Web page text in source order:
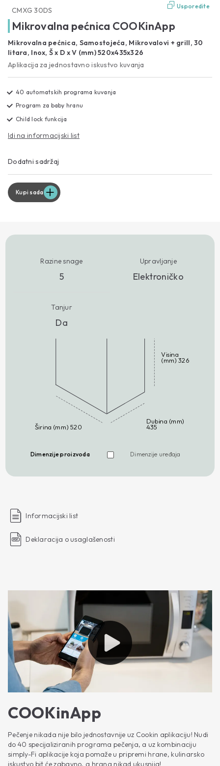
Usporedite
CMXG 30DS
Mikrovalna pećnica COOKinApp
Mikrovalna pećnica, Samostojeća, Mikrovalovi + grill, 30
litara, Inox, Š x D x V (mm) 520x435x326
Aplikacija za jednostavno iskustvo kuvanja
40 automatskih programa kuvanja
Program za baby hranu
Child lock funkcija
Idi na informacijski list
Dodatni sadržaj
Kupi sada
Razine snage
5
Upravljanje
Elektroničko
Tanjur
Da
Visina
(mm) 326
Dubina (mm)
435
Širina (mm) 520
Dimenzije proizvoda Dimenzije uređaja
Informacijski list
Deklaracija o usaglašenosti
COOKinApp
Pečenje nikada nije bilo jednostavnije uz Cookin aplikaciju! Nudi
do 40 specijaliziranih programa pečenja, a uz kombinaciju
simply-Fi aplikacije koja pomaže u pripremi hrane, kulinarsko
iskustvo bit će zabavno, a hrana nikad ukusnija!